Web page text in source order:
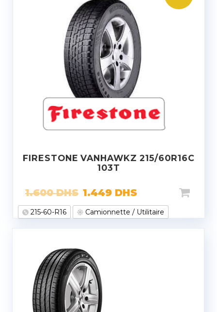
FIRESTONE VANHAWKZ 215/60R16C
103T
1.600DHS 1.449 DHS
215-60-R16 Camionnette / Utilitaire